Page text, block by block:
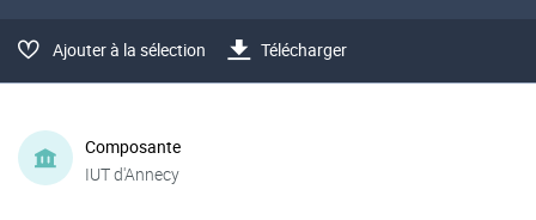
Ajouter à la sélection Télécharger
Composante
IUT d'Annecy